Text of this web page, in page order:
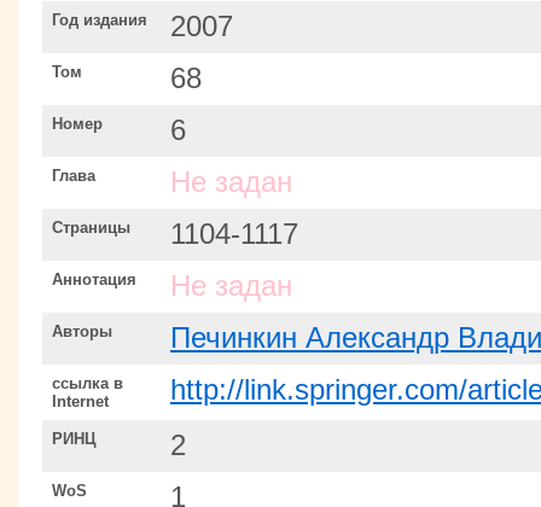
Год издания 2007
Том 68
Номер 6
Глава Не задан
Страницы 1104-1117
Аннотация Не задан
Авторы Печинкин Александр
ссылка в
Internet
http://link.springer.com/
РИНЦ 2
WoS 1